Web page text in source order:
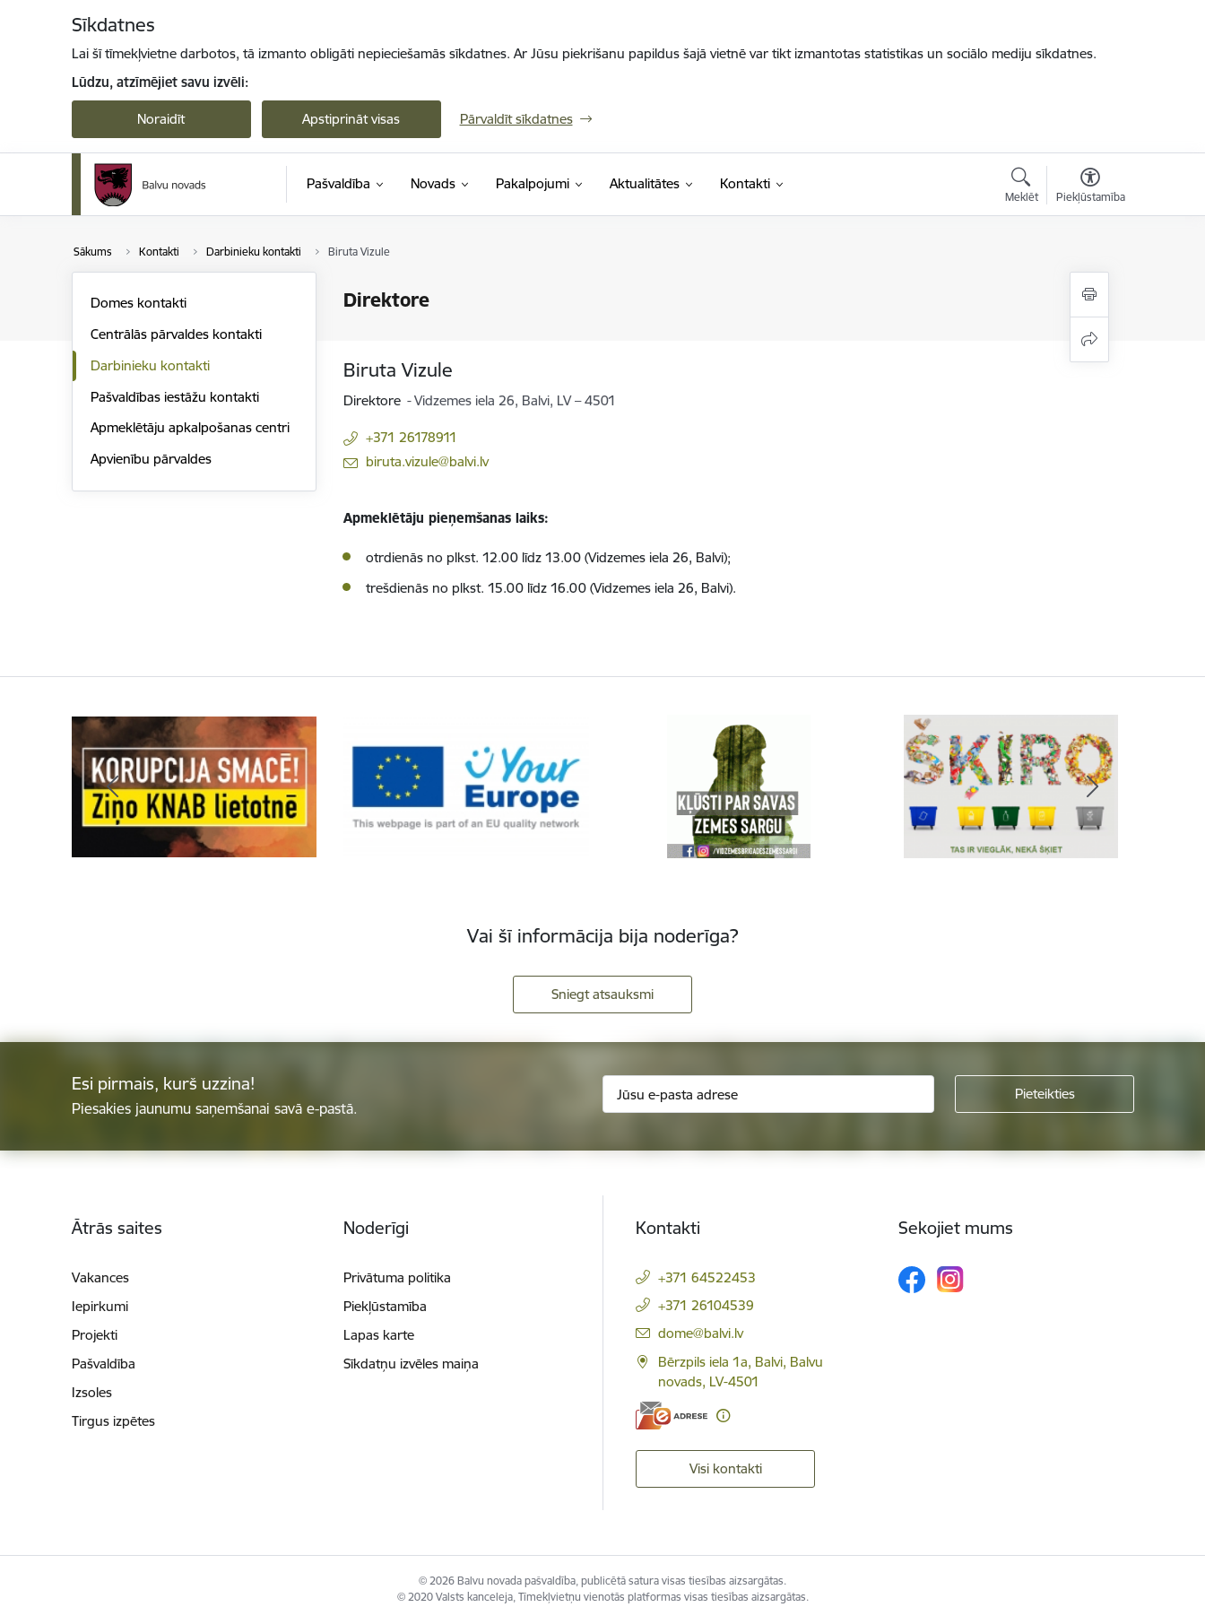
Sīkdatnes
Lai šī tīmekļvietne darbotos, tā izmanto obligāti nepieciešamās sīkdatnes. Ar Jūsu piekrišanu papildus šajā vietnē var tikt izmantotas statistikas un sociālo mediju sīkdatnes.
Lūdzu, atzīmējiet savu izvēli:
Noraidīt Apstiprināt visas Pārvaldīt sīkdatnes
Pašvaldība Novads Pakalpojumi Aktualitātes Kontakti
Meklēt Piekļūstamība
Sākums Kontakti Darbinieku kontakti Biruta Vizule
Direktore
Domes kontakti
Centrālās pārvaldes kontakti
Darbinieku kontakti
Pašvaldības iestāžu kontakti
Apmeklētāju apkalpošanas centri
Apvienību pārvaldes
Biruta Vizule
Direktore Vidzemes iela 26, Balvi, LV – 4501
+371 26178911
E-pasts:biruta.vizule@balvi.lv
Apmeklētāju pieņemšanas laiks:
otrdienās no plkst. 12.00 līdz 13.00 (Vidzemes iela 26, Balvi);
trešdienās no plkst. 15.00 līdz 16.00 (Vidzemes iela 26, Balvi).
Vai šī informācija bija noderīga?
Sniegt atsauksmi
Esi pirmais, kurš uzzina!
Piesakies jaunumu saņemšanai savā e-pastā.
Ātrās saites
Vakances
Iepirkumi
Projekti
Pašvaldība
Izsoles
Tirgus izpētes
Noderīgi
Privātuma politika
Piekļūstamība
Lapas karte
Sīkdatņu izvēles maiņa
Kontakti
+371 64522453
+371 26104539
E-pasts:
dome@balvi.lv
Bērzpils iela 1a, Balvi, Balvu
novads, LV-4501
Visi kontakti
Sekojiet mums
© 2026 Balvu novada pašvaldība, publicētā satura visas tiesības aizsargātas.
© 2020 Valsts kanceleja, Tīmekļvietņu vienotās platformas visas tiesības aizsargātas.